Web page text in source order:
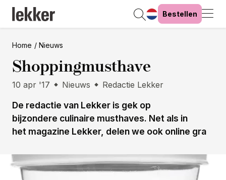
Bestellen
Home Nieuws
Shoppingmusthave
10 apr '17 Nieuws Redactie Lekker
De redactie van Lekker is gek op
bijzondere culinaire musthaves. Net als in
het magazine Lekker, delen we ook online gra